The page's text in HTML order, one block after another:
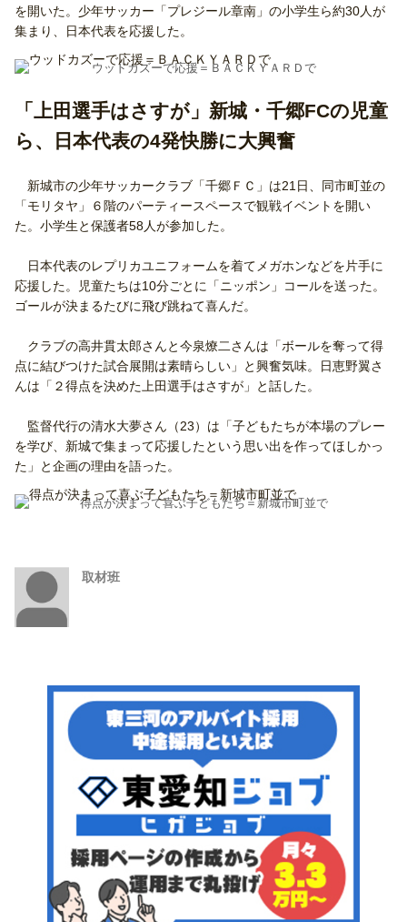
を開いた。少年サッカー「プレジール章南」の小学生ら約30人が
集まり、日本代表を応援した。
ウッドカズーで応援＝ＢＡＣＫＹＡＲＤで
「上田選手はさすが」新城・千郷FCの児童
ら、日本代表の4発快勝に大興奮
新城市の少年サッカークラブ「千郷ＦＣ」は21日、同市町並の
「モリタヤ」６階のパーティースペースで観戦イベントを開い
た。小学生と保護者58人が参加した。
日本代表のレプリカユニフォームを着てメガホンなどを片手に
応援した。児童たちは10分ごとに「ニッポン」コールを送った。
ゴールが決まるたびに飛び跳ねて喜んだ。
クラブの高井貫太郎さんと今泉燎二さんは「ボールを奪って得
点に結びつけた試合展開は素晴らしい」と興奮気味。日恵野翼さ
んは「２得点を決めた上田選手はさすが」と話した。
監督代行の清水大夢さん（23）は「子どもたちが本場のプレー
を学び、新城で集まって応援したという思い出を作ってほしかっ
た」と企画の理由を語った。
得点が決まって喜ぶ子どもたち＝新城市町並で
取材班